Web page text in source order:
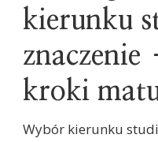
kierunku
znaczenie
kroki
Wybór kierunku